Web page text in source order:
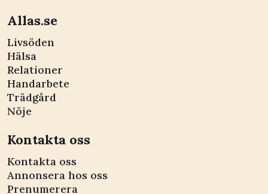
Allas.se
Livsöden
Hälsa
Relationer
Handarbete
Trädgård
Nöje
Kontakta oss
Kontakta oss
Annonsera hos oss
Prenumerera